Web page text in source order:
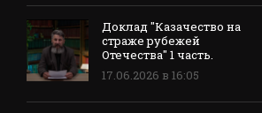
Доклад "Казачество на
страже рубежей
Отечества" 1 часть.
17.06.2026 в 16:05